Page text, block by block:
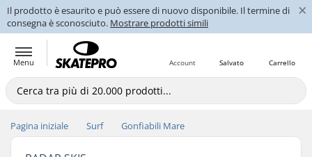
Il prodotto è esaurito e può essere di nuovo disponibile. Il termine di
consegna è sconosciuto. Mostrare prodotti simili
×
Menu Carrello
Salvato
Account
Pagina iniziale Surf Gonfiabili Mare